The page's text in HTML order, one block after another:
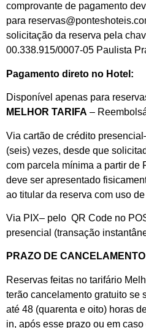
comprovante de pagamento
para
solicitação da reserva pela
00.338.915/0007-05 Paulista
Pagamento direto no Hotel:
Disponível apenas para
MELHOR TARIFA –
Via cartão de crédito
(seis) vezes, desde que
com parcela mínima a partir de
deve ser apresentado
ao titular da reserva com uso
Via PIX– pelo QR Code no
presencial (transação
PRAZO DE
Reservas feitas no tarifário
terão cancelamento gratuito se
até 48 (quarenta e oito) horas
in, após esse prazo ou em